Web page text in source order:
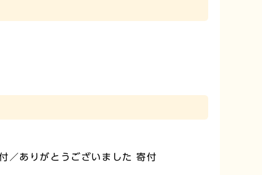
／ありがとうございました 寄付